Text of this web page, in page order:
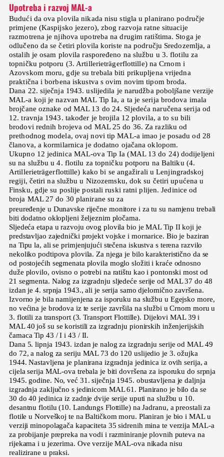
Upotreba i razvoj MAL-a
Budući da ova plovila nikada nisu stigla u planirano područje
primjene (Kaspijsko jezero), zbog razvoja ratne situacije
razmotrena je njihova upotreba na drugim ratištima. Stoga je
odlučeno da se četiri plovila koriste na području Sredozemlja, a
ostalih je osam plovila raspoređeno na službu u 3. flotilu za
topničku potporu (3. Artillerieträgerflottille) na Crnom i
Azovskom moru, gdje su trebala biti prikupljena vrijedna
praktična i borbena iskustva s ovim novim tipom broda.
Dana 22. siječnja 1943. uslijedila je narudžba poboljšane verzije
MAL-a koji je nazvan MAL Tip Ia, a ta je serija brodova imala
brojčane oznake od MAL 13 do 24. Sljedeća naručena serija od
12. travnja 1943. također je brojila 12 plovila, a to su bili
brodovi rednih brojeva od MAL 25 do 36. Za razliku od
prethodnog modela, ovaj novi tip MAL-a imao je posadu od 28
članova, a kormilarnica je dodatno ojačana oklopom.
Ukupno 12 jedinica MAL-ova Tip Ia (MAL 13 do 24) dodijeljeni
su na službu u 4. flotilu za topničku potporu na Baltiku (4.
Artillerieträgerflottille) kako bi se angažirali u Lenjingradskoj
regiji, četiri na službu u Nizozemsku, dok su četiri upućena u
Finsku, gdje su poslije postali ruski ratni plijen. Jedinice od
broja MAL 27 do 30 planirane su za
preuređenje u Dunavske riječne monitore i za tu su namjenu trebali
biti dodatno oklopljeni željeznim pločama.
Sljedeća etapa u razvoju ovog plovila bio je MAL Tip II koji je
predstavljao zajednički projekt vojske i mornarice. Bio je baziran
na Tipu la, ali se primjenjujući stečena iskustva s terena razvilo
nekoliko podtipova plovila. Za njega je bilo karakteristično da se
od postojećih segmenata plovila moglo složiti i kraće odnosno
duže plovilo, ovisno o potrebi na ratištu kao i pontonski most od
21 segmenta. Nalog za izgradnju sljedeće serije od MAL 37 do 48
izdan je 4. srpnja 1943., ali je serija samo djelomično završena.
Izvorno je bila namijenjena za isporuku na službu u Egejsko more,
no većina je brodova iz te serije završila na službi u Crnom moru u
3. flotili za transport (3. Transport Flottille). Dijelovi MAL 39 i
MAL 40 još su se koristili za izgradnju pionirskih inženjerijskih
čamaca Tip 43 / I i 43 / II.
Dana 5. lipnja 1943. izdan je nalog za izgradnju serije od MAL 49
do 72, a nalog za seriju MAL 73 do 120 uslijedio je 3. ožujka
1944. Nastavljena je planirana izgradnja jedinica iz ovih serija, a
cijela serija MAL-ova trebala je biti dovršena za isporuku do srpnja
1945. godine. No, već 31. siječnja 1945. obustavljena je daljnja
izgradnja zaključno s jedinicom MAL 61. Planirano je bilo da se
30 do 40 jedinica iz zadnje dvije serije uputi na službu u 10.
desantnu flotilu (10. Landungs Flottille) na Jadranu, a preostali za
flotile u Norveškoj te na Baltičkom moru. Planiran je bio i MAL u
verziji minopolagača kapaciteta 35 sidrenih mina te verzija MAL-a
za probijanje prepreka na vodi i razminiranje plovnih puteva na
rijekama i u jezerima. Ove verzije MAL-ova nikada nisu
realizirane u praksi.